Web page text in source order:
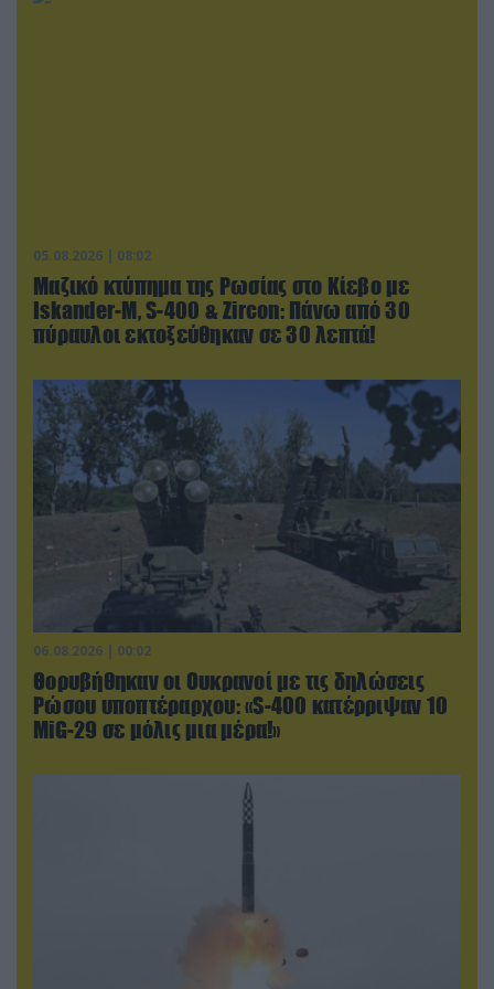
05.08.2026 | 08:02
Μαζικό κτύπημα της Ρωσίας στο Κίεβο με
Iskander-Μ, S-400 & Zircon: Πάνω από 30
πύραυλοι εκτοξεύθηκαν σε 30 λεπτά!
06.08.2026 | 00:02
Θορυβήθηκαν οι Ουκρανοί με τις δηλώσεις
Ρώσου υποπτέραρχου: «S-400 κατέρριψαν 10
MiG-29 σε μόλις μια μέρα!»